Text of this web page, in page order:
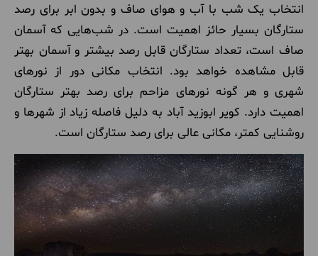
انتخاب یک شب با آب و هوای صاف و بدون ابر برای رصد
ستارگان بسیار حائز اهمیت است. در شب‌هایی که آسمان
صاف است، تعداد ستارگان قابل رصد بیشتر و آسمان بهتر
قابل مشاهده خواهد بود. انتخاب مکانی دور از نورهای
شهری و هر گونه نورهای مزاحم برای رصد بهتر ستارگان
اهمیت دارد. کویر ابوزید آباد به دلیل فاصله زیاد از شهرها و
روشنایی کمتر، مکانی عالی برای رصد ستارگان است.